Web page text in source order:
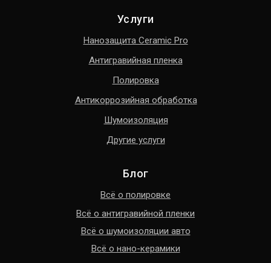
Услуги
Нанозащита Ceramic Pro
Антигравийная пленка
Полировка
Антикоррозийная обработка
Шумоизоляция
Блог
Всё о полировке
Всё о антигравийной пленки
Другие услуги
Всё о шумоизоляции авто
Всё о нано-керамики